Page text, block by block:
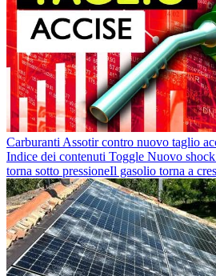
Carburanti Assotir contro nuovo taglio
Indice dei contenuti Toggle Nuovo
torna sotto pressioneIl gasolio torna a